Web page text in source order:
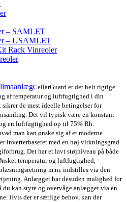
– SAMLET
– USAMLET
Rack Vinreoler
CellarGuard er det helt rigtige
af temperatur og luftfugtighed i din
de mest ideelle betingelser for
Det vil typisk være en konstant
en luftfugtighed op til 75% Rh.
man kan ønske sig af et moderne
inverterbaseret med en høj virkningsgrad
Det har et lavt støjniveau på både
temperatur og luftfugtighed,
m.m. indstilles via den
Anlægget har desuden mulighed for
kan styre og overvåge anlægget via en
Hvis der er særlige behov, kan der